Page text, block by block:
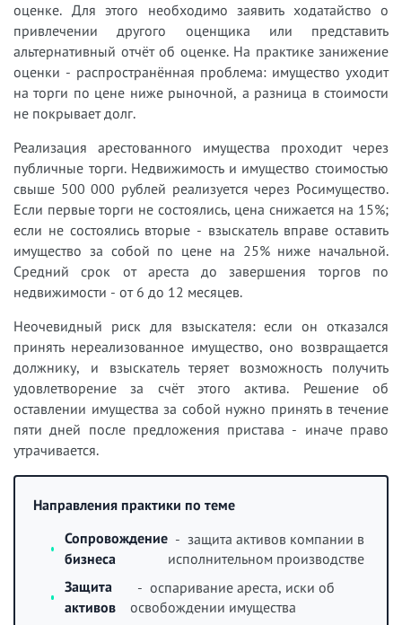
оценке. Для этого необходимо заявить ходатайство о
привлечении другого оценщика или представить
альтернативный отчёт об оценке. На практике занижение
оценки - распространённая проблема: имущество уходит
на торги по цене ниже рыночной, а разница в стоимости
не покрывает долг.
Реализация арестованного имущества проходит через
публичные торги. Недвижимость и имущество стоимостью
свыше 500 000 рублей реализуется через Росимущество.
Если первые торги не состоялись, цена снижается на 15%;
если не состоялись вторые - взыскатель вправе оставить
имущество за собой по цене на 25% ниже начальной.
Средний срок от ареста до завершения торгов по
недвижимости - от 6 до 12 месяцев.
Неочевидный риск для взыскателя: если он отказался
принять нереализованное имущество, оно возвращается
должнику, и взыскатель теряет возможность получить
удовлетворение за счёт этого актива. Решение об
оставлении имущества за собой нужно принять в течение
пяти дней после предложения пристава - иначе право
утрачивается.
Направления практики по теме
Сопровождение
бизнеса
- защита активов компании в
исполнительном производстве
Защита
активов
- оспаривание ареста, иски об
освобождении имущества